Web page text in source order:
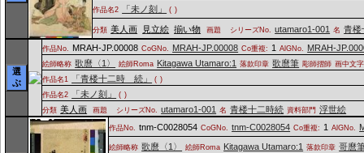
作品名2 「未ノ刻」 ( )
分類 美人画 見立絵 揃い物 画題 シリーズNo. utamaro1-001 名 青楼
選
ぶ
作品No. MRAH-JP.00008 CoGNo. MRAH-JP.00008 Co重複: 1 AlGNo. MRAH-
絵師略称 歌麿〈1〉 絵師Roma Kitagawa Utamaro:1 落款印章 歌麿筆 彫師摺師 画中文
作品名1
「青楼十二時 続」 ( )
作品名2
「未ノ刻」 ( )
分類 美人画 画題 シリーズNo. utamaro1-001 名 青楼十二時続 資料部門 浮世絵
作品No. tnm-C0028054 CoGNo. tnm-C0028054 Co重複: 1 AlGNo.
絵師略称 歌麿〈1〉 絵師Roma Kitagawa Utamaro:1 落款印章 哥麿